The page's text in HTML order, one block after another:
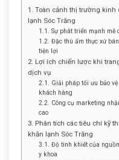
1. Toàn cảnh thị trường kinh
lạnh Sóc Trăng
1.1. Sự phát triển mạnh
1.2. Đặc thù ẩm thực xứ
tiện lợi
2. Lợi ích chiến lược khi
dịch vụ
2.1. Giải pháp tối ưu bảo
khách hàng
2.2. Công cụ marketing
cao
3. Phân tích các tiêu chí kỹ
khăn lạnh Sóc Trăng
3.1. Độ tinh khiết của
y khoa